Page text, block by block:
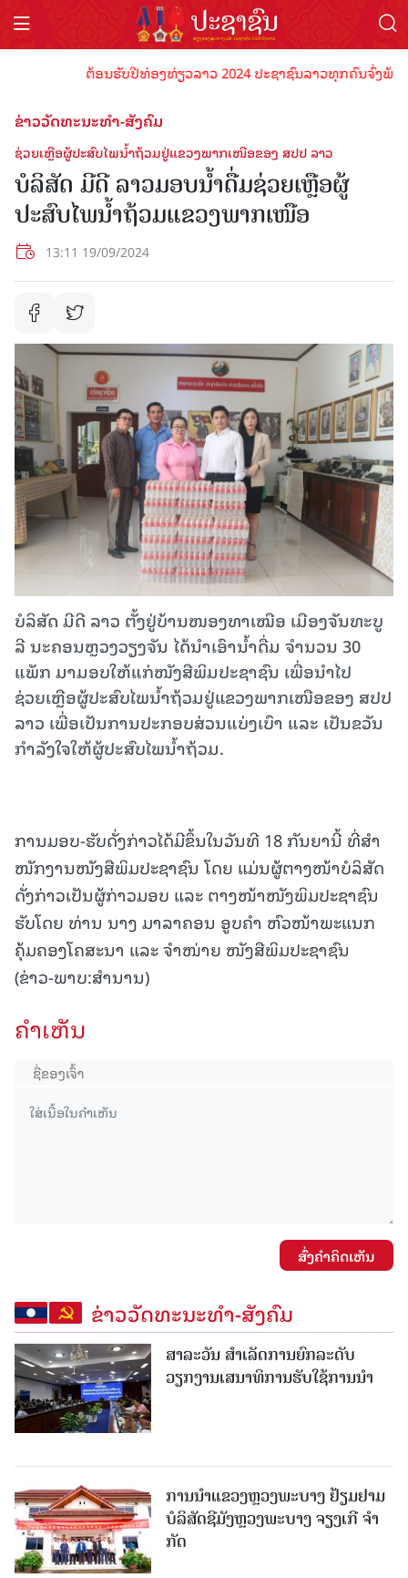
ຕ້ອນຮັບປີທ່ອງທ່ຽວລາວ 2024 ປະຊາຊົນລາວທຸກຄົນຈົ່ງພ້ອ
ຂ່າວວັດທະນະທຳ-ສັງຄົມ
ຊ່ວຍເຫຼືອຜູ້ປະສົບໄພນໍ້າຖ້ວມຢູ່ແຂວງພາກເໜືອຂອງ ສປປ ລາວ
ບໍລິສັດ ມີດີ ລາວມອບນໍ້າດື່ມຊ່ວຍເຫຼືອຜູ້
ປະສົບໄພນໍ້າຖ້ວມແຂວງພາກເໜືອ
13:11 19/09/2024
ບໍລິສັດ ມີດີ ລາວ ຕັ້ງຢູ່ບ້ານໜອງທາເໝືອ ເມືອງຈັນທະບູ
ລີ ນະຄອນຫຼວງວຽງຈັນ ໄດ້ນຳເອົານໍ້າດື່ມ ຈຳນວນ 30
ແພັກ ມາມອບໃຫ້ແກ່ໜັງສືພິມປະຊາຊົນ ເພື່ອນຳໄປ
ຊ່ວຍເຫຼືອຜູ້ປະສົບໄພນໍ້າຖ້ວມຢູ່ແຂວງພາກເໜືອຂອງ ສປປ
ລາວ ເພື່ອເປັນການປະກອບສ່ວນແບ່ງເບົາ ແລະ ເປັນຂວັນ
ກຳລັງໃຈໃຫ້ຜູ້ປະສົບໄພນໍ້າຖ້ວມ.
ການມອບ-ຮັບດັ່ງກ່າວໄດ້ມີຂຶ້ນໃນວັນທີ 18 ກັນຍານີ້ ທີ່ສຳ
ໜັກງານໜັງສືພິມປະຊາຊົນ ໂດຍ ແມ່ນຜູ້ຕາງໜ້າບໍລິສັດ
ດັ່ງກ່າວເປັນຜູ້ກ່າວມອບ ແລະ ຕາງໜ້າໜັງພິມປະຊາຊົນ
ຮັບໂດຍ ທ່ານ ນາງ ມາລາຄອນ ອູບຄຳ ຫົວໜ້າພະແນກ
ຄຸ້ມຄອງໂຄສະນາ ແລະ ຈຳໜ່າຍ ໜັງສືພິມປະຊາຊົນ
(ຂ່າວ-ພາບ:ສຳນານ)
ຄໍາເຫັນ
ສົ່ງຄໍາຄິດເຫັນ
ຂ່າວວັດທະນະທຳ-ສັງຄົມ
ສາລະວັນ ສໍາເລັດການຍົກລະດັບ
ວຽກງານເສນາທິການຮັບໃຊ້ການນໍາ
ການນຳແຂວງຫຼວງພະບາງ ຢ້ຽມ​ຢາມ
ບໍ​ລິ​ສັດຊີມັງຫຼວງພະບາງ ຈຽງເກີ ຈໍາ
ກັດ